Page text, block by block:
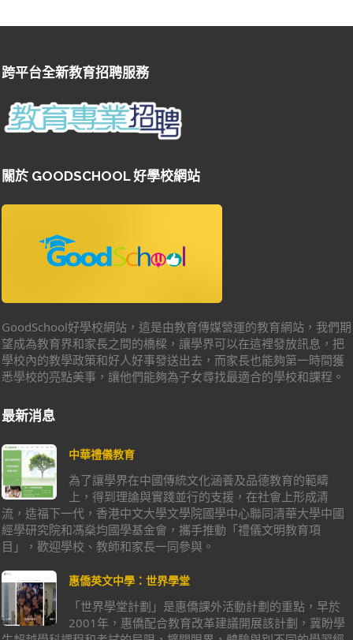
跨平台全新教育招聘服務
關於 GOODSCHOOL 好學校網站
GoodSchool好學校網站，這是由教育傳媒營運的教育網站，我們期
望成為教育界和家長之間的橋樑，讓學界可以在這裡發放訊息，把
學校內的教學政策和好人好事發送出去，而家長也能夠第一時間獲
悉學校的亮點美事，讓他們能夠為子女尋找最適合的學校和課程。
最新消息
中華禮儀教育
為了讓學界在中國傳統文化涵養及品德教育的範疇
上，得到理論與實踐並行的支援，在社會上形成清
流，造福下一代，香港中文大學文學院國學中心聯同清華大學中國
經學研究院和馮燊均國學基金會，攜手推動「禮儀文明教育項
目」，歡迎學校、教師和家長一同參與。
惠僑英文中學：世界學堂
「世界學堂計劃」是惠僑課外活動計劃的重點，早於
2001年，惠僑配合教育改革建議開展該計劃，冀盼學